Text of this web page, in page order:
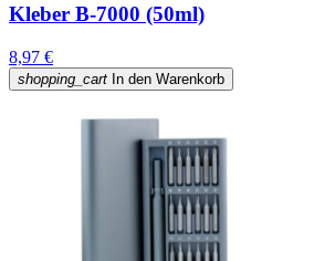
Kleber B-7000 (50ml)
8,97 €
shopping_cart In den Warenkorb